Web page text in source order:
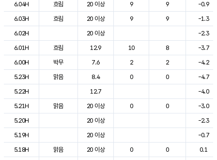
6.04H
흐림 20 이상 9 9
-0.9
6.03H
흐림 20 이상 9 9
-1.3
6.02H
20 이상
-2.3
6.01H
흐림 12.9 10 8
-3.7
6.00H
박무 7.6 2 2
-4.2
5.23H
맑음 8.4 0 0
-4.7
5.22H
12.7
-4.0
5.21H
맑음 20 이상 0 0
-3.0
5.20H
20 이상
-2.3
5.19H
20 이상
-0.7
5.18H
맑음 20 이상 0 0
0.1